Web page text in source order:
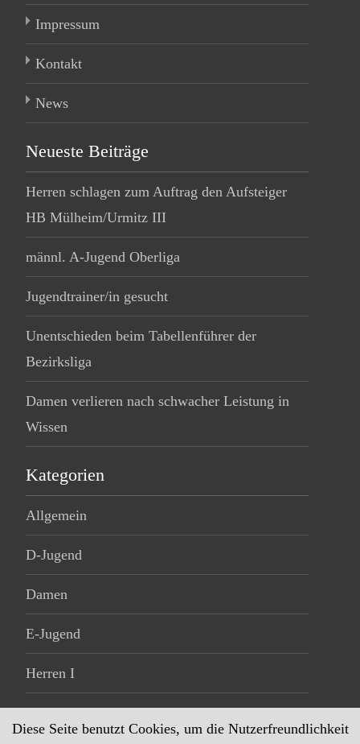
Impressum
Kontakt
News
Neueste Beiträge
Herren schlagen zum Auftrag den Aufsteiger
HB Mülheim/Urmitz III
männl. A-Jugend Oberliga
Jugendtrainer/in gesucht
Unentschieden beim Tabellenführer der
Bezirksliga
Damen verlieren nach schwacher Leistung in
Wissen
Kategorien
Allgemein
D-Jugend
Damen
E-Jugend
Herren I
Herren II
Diese Seite benutzt Cookies, um die Nutzerfreundlichkeit